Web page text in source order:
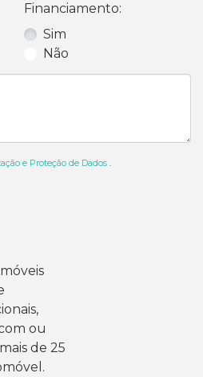
Financiamento:
Sim
Não
e Proteção de Dados .
ou
de 25